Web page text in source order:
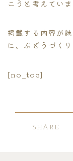
こうと考えていま
掲載する内容が
に、ぶどうづく
[no_toc]
SHARE